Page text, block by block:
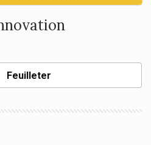
Feuilleter